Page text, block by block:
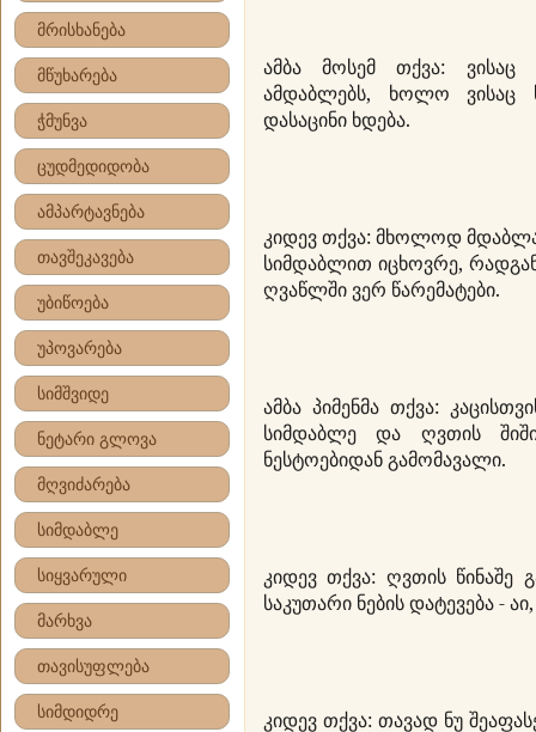
მრისხანება
მწუხარება
ჭმუნვა
ცუდმედიდობა
ამპარტავნება
თავშეკავება
უბიწოება
უპოვარება
სიმშვიდე
ნეტარი გლოვა
მღვიძარება
სიმდაბლე
სიყვარული
მარხვა
თავისუფლება
სიმდიდრე
ამბა მოსემ თქვა: ვისაც
ამდაბლებს, ხოლო ვისაც
დასაცინი ხდება.
კიდევ თქვა: მხოლოდ
სიმდაბლით იცხოვრე,
ღვაწლში ვერ წარემატები.
ამბა პიმენმა თქვა:
სიმდაბლე და ღვთის
ნესტოებიდან გამომავალი.
კიდევ თქვა: ღვთის წინაშე
საკუთარი ნების დატევება -
კიდევ თქვა: თავად ნუ